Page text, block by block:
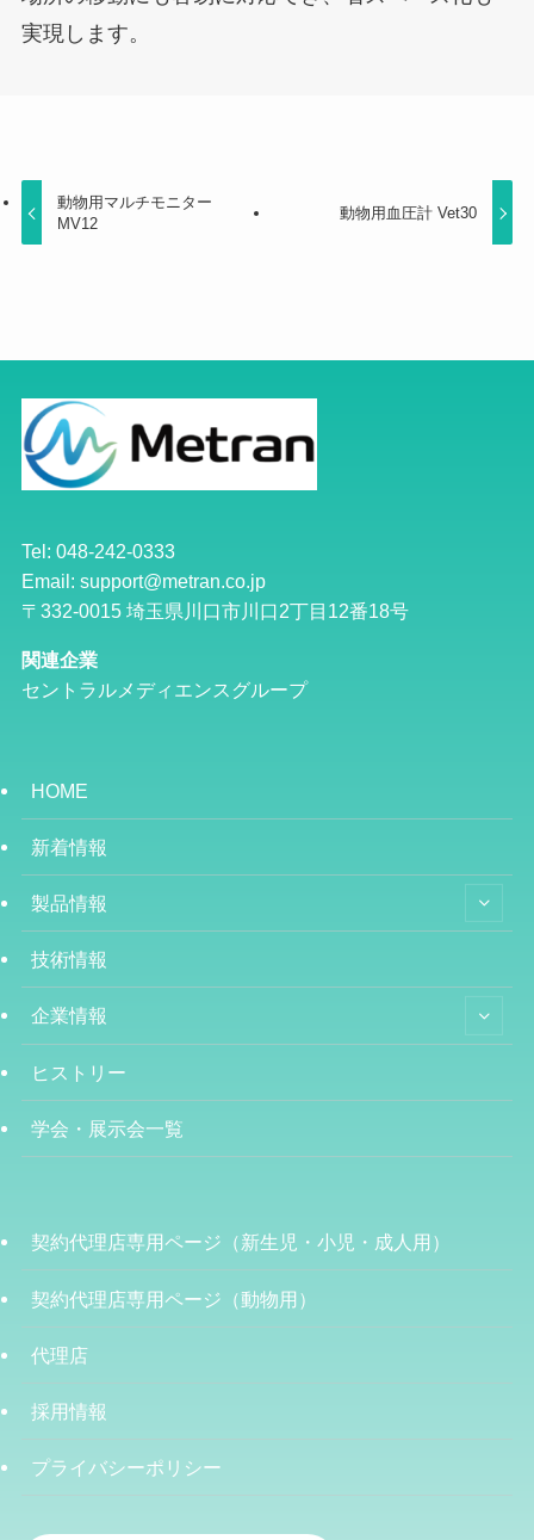
実現します。
動物用マルチモニター
MV12
動物用血圧計 Vet30
Tel: 048-242-0333
Email: support@metran.co.jp
〒332-0015 埼玉県川口市川口2丁目12番18号
関連企業
セントラルメディエンスグループ
HOME
新着情報
製品情報
技術情報
企業情報
ヒストリー
学会・展示会一覧
契約代理店専用ページ（新生児・小児・成人用）
契約代理店専用ページ（動物用）
代理店
採用情報
プライバシーポリシー